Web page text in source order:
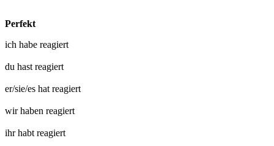
Perfekt
ich habe reagiert
du hast reagiert
er/sie/es hat reagiert
wir haben reagiert
ihr habt reagiert